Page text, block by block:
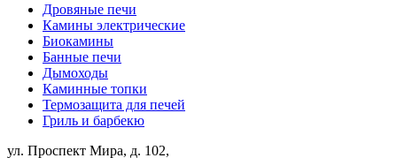
Дровяные печи
Камины электрические
Биокамины
Банные печи
Дымоходы
Каминные топки
Термозащита для печей
Гриль и барбекю
ул. Проспект Мира, д. 102,